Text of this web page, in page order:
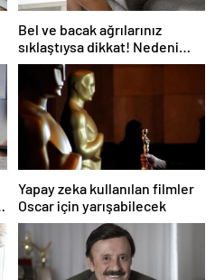
Bel ve bacak ağrılarınız
sıklaştıysa dikkat! Nedeni
omurga kanalı darlığı olabilir
Yapay zeka kullanılan filmler
Oscar için yarışabilecek